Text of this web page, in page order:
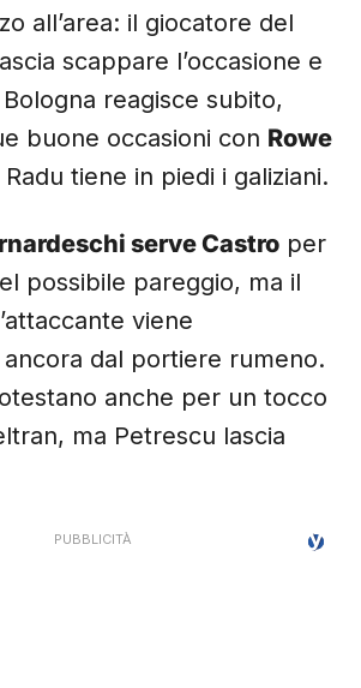
all’area: il giocatore del
scappare l’occasione e
reagisce subito,
buone occasioni con Rowe
Radu tiene in piedi i galiziani.
serve Castro per
possibile pareggio, ma il
viene
dal portiere rumeno.
anche per un tocco
ma Petrescu lascia